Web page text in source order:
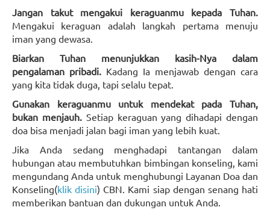
Jangan takut mengakui keraguanmu kepada Tuhan.
Mengakui keraguan adalah langkah pertama menuju
iman yang dewasa.
Biarkan Tuhan menunjukkan kasih-Nya dalam
pengalaman pribadi. Kadang Ia menjawab dengan cara
yang kita tidak duga, tapi selalu tepat.
Gunakan keraguanmu untuk mendekat pada Tuhan,
bukan menjauh.Setiap keraguan yang dihadapi dengan
doa bisa menjadi jalan bagi iman yang lebih kuat.
Jika Anda sedang menghadapi tantangan dalam
hubungan atau membutuhkan bimbingan konseling, kami
mengundang Anda untuk menghubungi Layanan Doa dan
Konseling(klik disini) CBN. Kami siap dengan senang hati
memberikan bantuan dan dukungan untuk Anda.